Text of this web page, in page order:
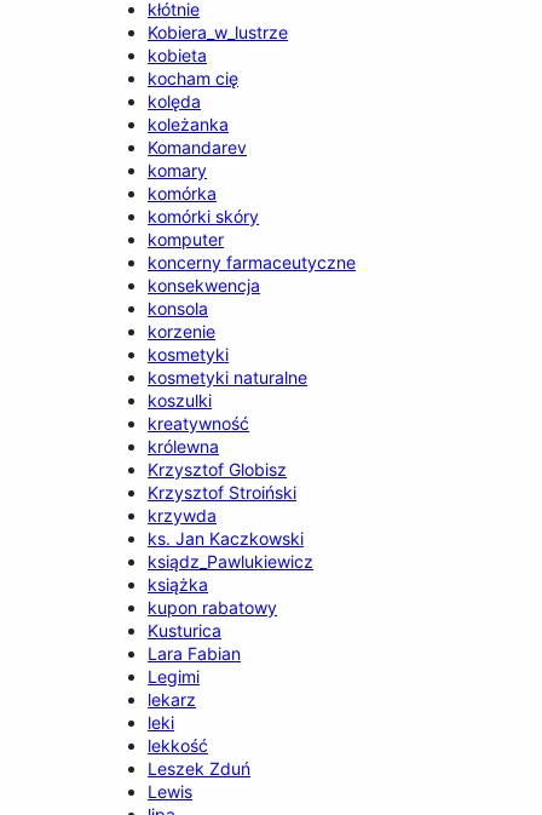
kłótnie
Kobiera_w_lustrze
kobieta
kocham cię
kolęda
koleżanka
Komandarev
komary
komórka
komórki skóry
komputer
koncerny farmaceutyczne
konsekwencja
konsola
korzenie
kosmetyki
kosmetyki naturalne
koszulki
kreatywność
królewna
Krzysztof Globisz
Krzysztof Stroiński
krzywda
ks. Jan Kaczkowski
ksiądz_Pawlukiewicz
książka
kupon rabatowy
Kusturica
Lara Fabian
Legimi
lekarz
leki
lekkość
Leszek Zduń
Lewis